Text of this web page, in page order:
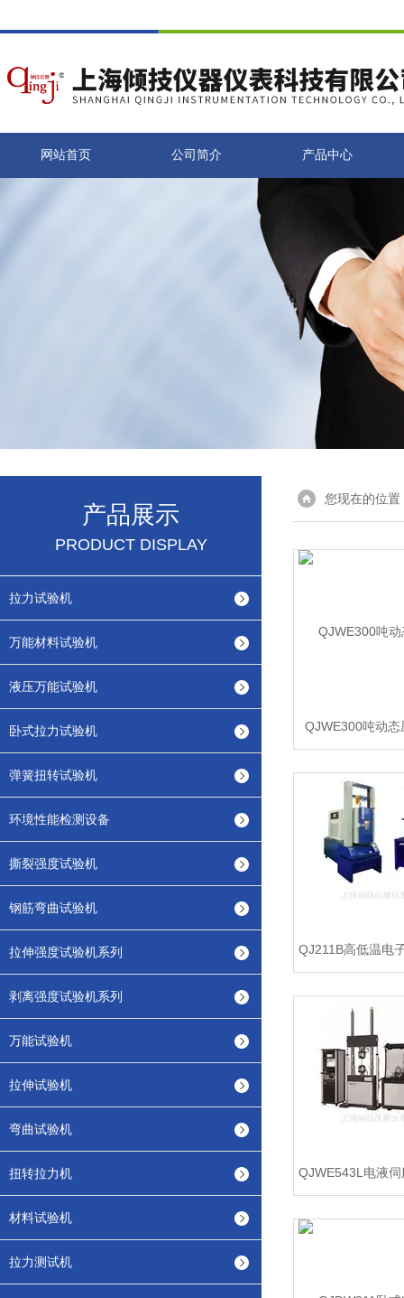
网站首页 公司简介 产品中心
产品展示
PRODUCT DISPLAY
拉力试验机
万能材料试验机
液压万能试验机
卧式拉力试验机
弹簧扭转试验机
环境性能检测设备
撕裂强度试验机
钢筋弯曲试验机
拉伸强度试验机系列
剥离强度试验机系列
万能试验机
拉伸试验机
弯曲试验机
扭转拉力机
材料试验机
拉力测试机
您现在的位置
QJWE300吨动态
QJ211B高低温电